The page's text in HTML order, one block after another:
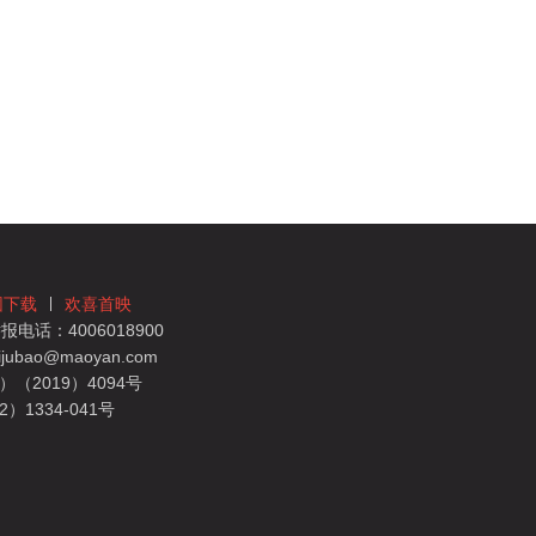
下载
欢喜首映
电话：4006018900
（2019）4094号
）1334-041号